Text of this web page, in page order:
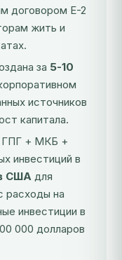
договором E-2
жить и
за 5-10
источников
капитала.
ГПГ + МКБ +
инвестиций в
США для
расходы на
инвестиции в
000 долларов